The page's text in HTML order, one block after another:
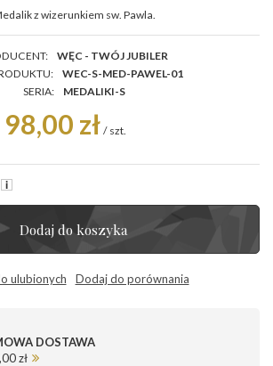
z wizerunkiem sw. Pawla.
WĘC - TWÓJ JUBILER
WEC-S-MED-PAWEL-01
SERIA:
MEDALIKI-S
98,00 zł / szt.
Dodaj do koszyka
ulubionych Dodaj do porównania
DOSTAWA
zł